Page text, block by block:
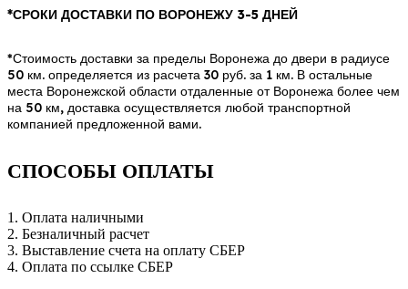
*СРОКИ ДОСТАВКИ ПО ВОРОНЕЖУ 3-5 ДНЕЙ
*Стоимость доставки за пределы Воронежа до двери в радиусе
50 км. определяется из расчета 30 руб. за 1 км. В остальные
места Воронежской области отдаленные от Воронежа более чем
на 50 км, доставка осуществляется любой транспортной
компанией предложенной вами.
СПОСОБЫ ОПЛАТЫ
1. Оплата наличными
2. Безналичный расчет
3. Выставление счета на оплату СБЕР
4. Оплата по ссылке СБЕР